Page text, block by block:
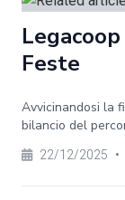
Feste
Avvicinandosi la
bilancio del
22/12/2025 •